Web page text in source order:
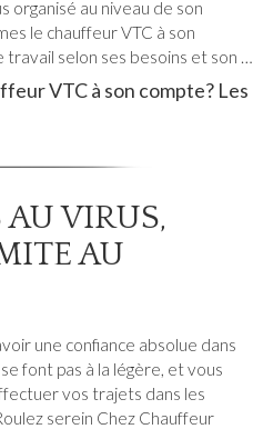
organisé au niveau de son
le chauffeur VTC à son
selon ses besoins et son …
VTC à son compte? Les
AU VIRUS,
AU
une confiance absolue dans
font pas à la légère, et vous
vos trajets dans les
serein Chez Chauffeur